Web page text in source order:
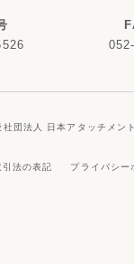
団法人 日本アタッチメン
法の表記 プライバシー